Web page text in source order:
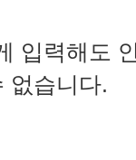
입력해도
없습니다.